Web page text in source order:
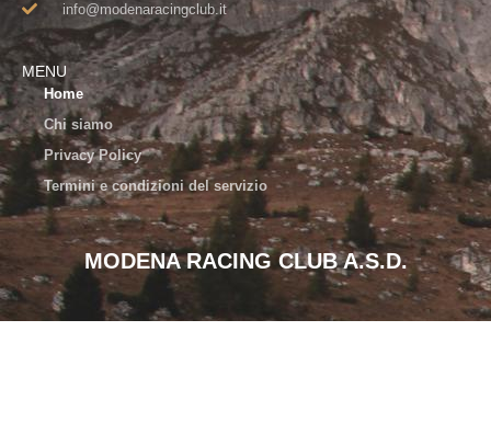
info@modenaracingclub.it​
MENU
Home
Chi siamo
Privacy Policy
Termini e condizioni del servizio
MODENA RACING CLUB A.S.D.